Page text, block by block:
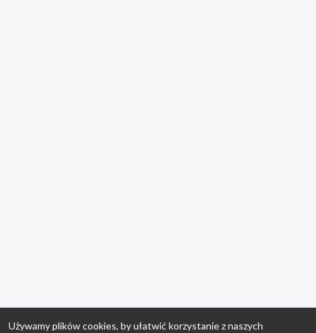
Używamy plików cookies, by ułatwić korzystanie z naszych